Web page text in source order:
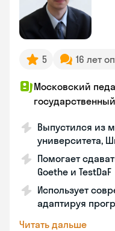
5 16 лет
Московский
Выпустился из
университета,
Помогает
Goethe и TestDaF
Использует
адаптируя
Читать дальше